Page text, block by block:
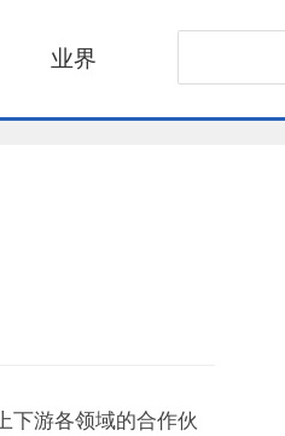
业界
下游各领域的合作伙